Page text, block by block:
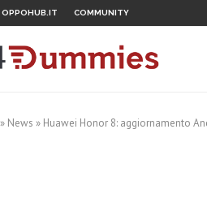
OPPOHUB.IT COMMUNITY
» News » Huawei Honor 8: aggiornamento